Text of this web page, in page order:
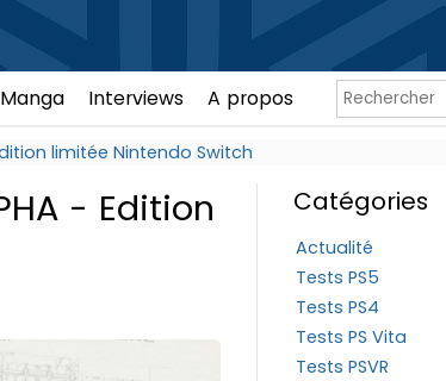
Manga Interviews A propos
limitée Nintendo Switch
- Edition
Catégories
Actualité
Tests PS5
Tests PS4
Tests PS Vita
Tests PSVR